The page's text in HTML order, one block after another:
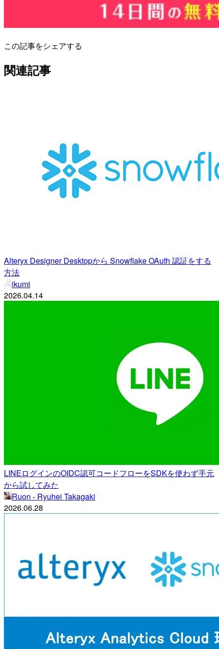
この記事をシェアする
関連記事
Alteryx Designer Desktopから Snowflake OAuth 認証をする
方法
ikumi
2026.04.14
LINEログインのOIDC認可コードフローをSDKを使わず手元
から試してみた
Ruon - Ryuhei Takagaki
2026.06.28